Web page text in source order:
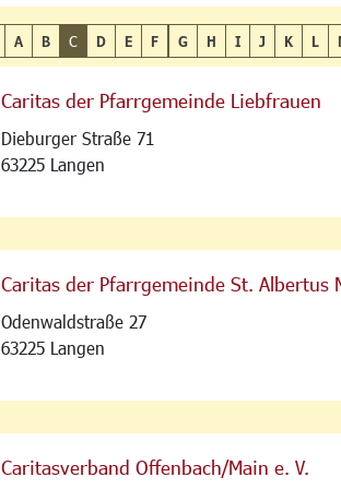
A B C D E F G H I J K L
Caritas der Pfarrgemeinde Liebfrauen
Dieburger Straße 71
63225 Langen
Caritas der Pfarrgemeinde St. Albertus
Odenwaldstraße 27
63225 Langen
Caritasverband Offenbach/Main e. V.